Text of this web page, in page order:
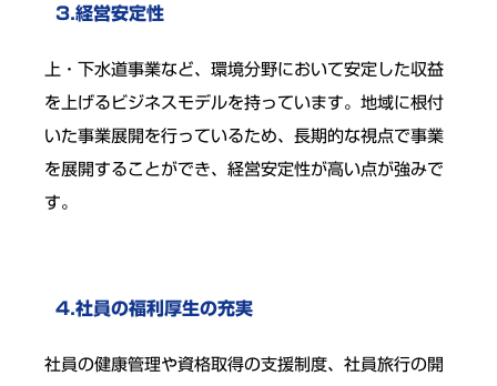
3.経営安定性
上・下水道事業など、環境分野において安定した収益
を上げるビジネスモデルを持っています。地域に根付
いた事業展開を行っているため、長期的な視点で事業
を展開することができ、経営安定性が高い点が強みで
す。
4.社員の福利厚生の充実
社員の健康管理や資格取得の支援制度、社員旅行の開